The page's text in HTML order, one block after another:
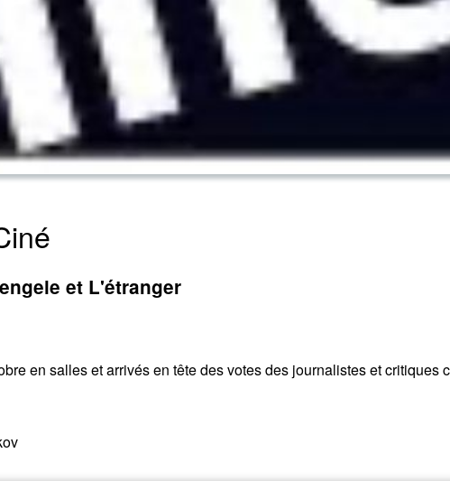
et L'étranger
en salles et arrivés en tête des votes des journalistes et critiques